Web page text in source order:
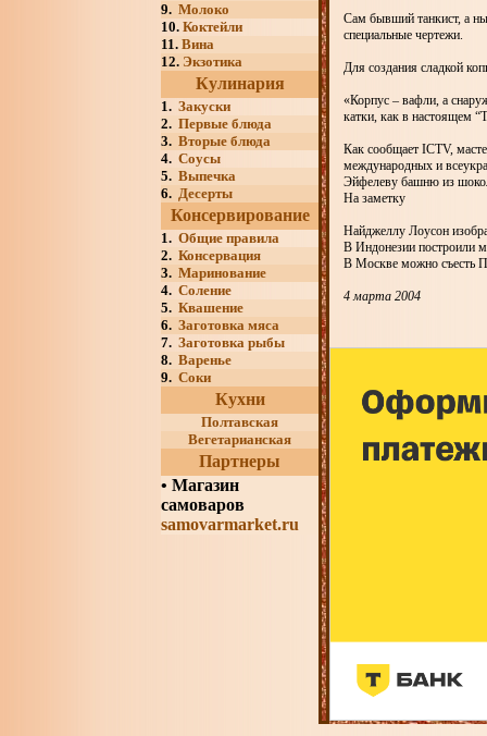
9. Молоко
10. Коктейли
11. Вина
12. Экзотика
Кулинария
1. Закуски
2. Первые блюда
3. Вторые блюда
4. Соусы
5. Выпечка
6. Десерты
Консервирование
1. Общие правила
2. Консервация
3. Маринование
4. Соление
5. Квашение
6. Заготовка мяса
7. Заготовка рыбы
8. Варенье
9. Соки
Кухни
Полтавская
Вегетарианская
Партнеры
• Магазин
самоваров
samovarmarket.ru
Сам бывший танкист, а
специальные чертежи.
Для создания сладкой
«Корпус – вафли, а
катки, как в настоящем
Как сообщает ICTV,
международных и
Эйфелеву башню из
На заметку
Найджеллу Лоусон
В Индонезии построили
В Москве можно съесть
4 марта 2004